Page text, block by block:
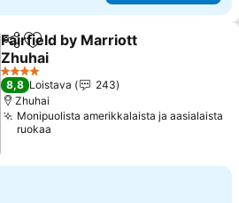
Jaa Lisää suosikkeihin
Fairfield by Marriott
Zhuhai
4 Tähtiluokitus
8,8 Loistava
243
Zhuhai
Monipuolista amerikkalaista ja aasialaista
ruokaa